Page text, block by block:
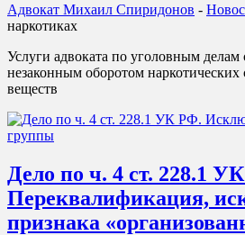
Адвокат Михаил Спиридонов -
наркотиках
Услуги адвоката по уголовным делам
незаконным оборотом
веществ
Дело по ч. 4 ст. 228.1
Переквалификация,
признака